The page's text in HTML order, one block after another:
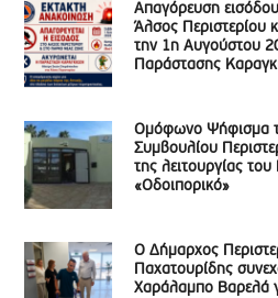
Απαγόρευση
Άλσος Περιστερίου
την 1η Αυγούστου
Παράστασης
Ομόφωνο Ψήφισμα
Συμβουλίου
της λειτουργίας
«Οδοιπορικό»
Ο Δήμαρχος
Παχατουρίδης
Χαράλαμπο Βαρελά